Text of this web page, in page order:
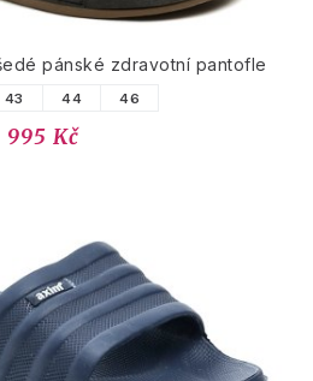
pánské zdravotní pantofle
43 44 46
995 Kč